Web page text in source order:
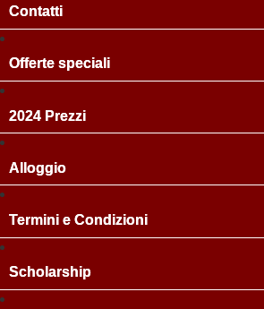
Contatti
Offerte speciali
2024 Prezzi
Alloggio
Termini e Condizioni
Scholarship